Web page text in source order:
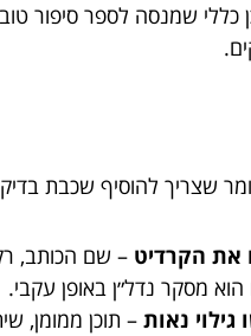
כללי שמנסה לספר סיפור
שצריך להוסיף שכבת
את הקרדיט – שם הכותב,
מסקר נדל״ן באופן עקבי.
גילוי נאות – תוכן ממומן,